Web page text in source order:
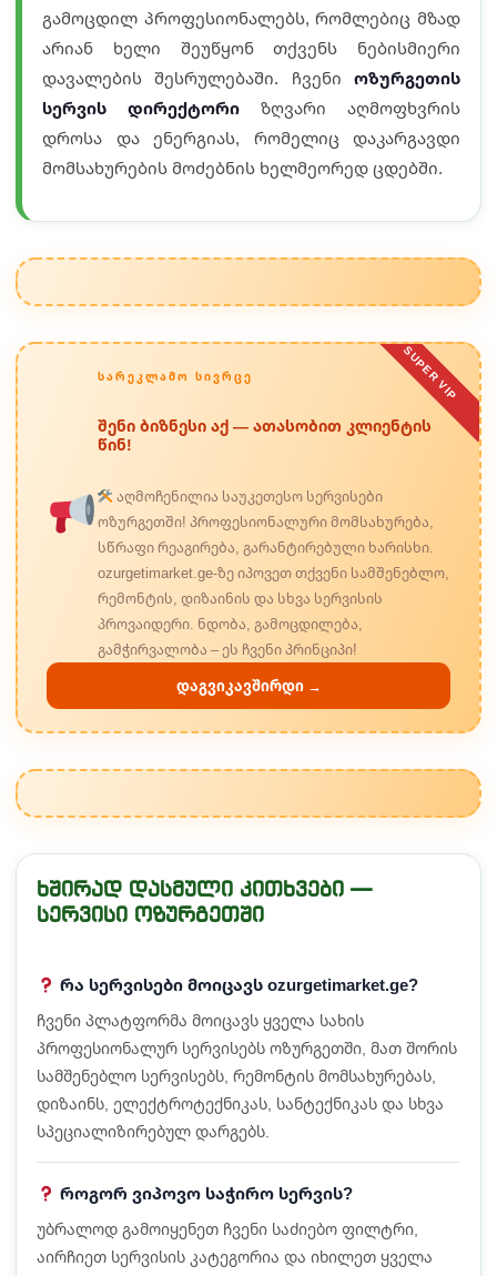
გამოცდილ პროფესიონალებს, რომლებიც მზად
არიან ხელი შეუწყონ თქვენს ნებისმიერი
დავალების შესრულებაში. ჩვენი ოზურგეთის
სერვის დირექტორი ზღვარი აღმოფხვრის
დროსა და ენერგიას, რომელიც დაკარგავდი
მომსახურების მოძებნის ხელმეორედ ცდებში.
SUPER VIP
ᲡᲐᲠᲔᲙᲚᲐᲛᲝ ᲡᲘᲕᲠᲪᲔ
შენი ბიზნესი აქ — ათასობით კლიენტის
წინ!
აღმოჩენილია საუკეთესო სერვისები
ოზურგეთში! პროფესიონალური მომსახურება,
სწრაფი რეაგირება, გარანტირებული ხარისხი.
ozurgetimarket.ge-ზე იპოვეთ თქვენი სამშენებლო,
რემონტის, დიზაინის და სხვა სერვისის
პროვაიდერი. ნდობა, გამოცდილება,
გამჭირვალობა – ეს ჩვენი პრინციპი!
დაგვიკავშირდი →
ხშირად დასმული კითხვები —
სერვისი ოზურგეთში
რა სერვისები მოიცავს ozurgetimarket.ge?
ჩვენი პლატფორმა მოიცავს ყველა სახის
პროფესიონალურ სერვისებს ოზურგეთში, მათ შორის
სამშენებლო სერვისებს, რემონტის მომსახურებას,
დიზაინს, ელექტროტექნიკას, სანტექნიკას და სხვა
სპეციალიზირებულ დარგებს.
როგორ ვიპოვო საჭირო სერვის?
უბრალოდ გამოიყენეთ ჩვენი საძიებო ფილტრი,
აირჩიეთ სერვისის კატეგორია და იხილეთ ყველა